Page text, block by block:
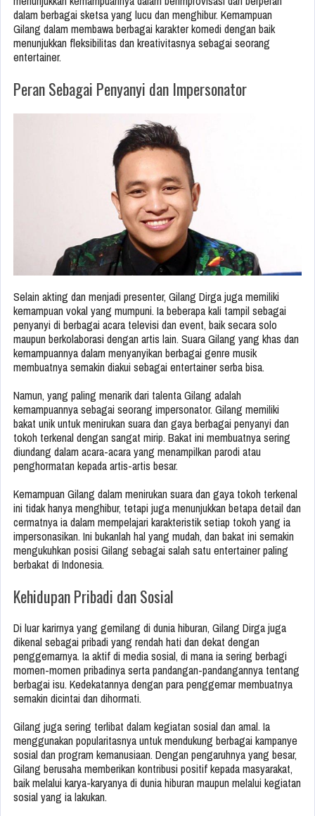
dalam berbagai sketsa yang lucu dan menghibur. Kemampuan
Gilang dalam membawa berbagai karakter komedi dengan baik
menunjukkan fleksibilitas dan kreativitasnya sebagai seorang
entertainer.
Peran Sebagai Penyanyi dan Impersonator
Selain akting dan menjadi presenter, Gilang Dirga juga memiliki
kemampuan vokal yang mumpuni. Ia beberapa kali tampil sebagai
penyanyi di berbagai acara televisi dan event, baik secara solo
maupun berkolaborasi dengan artis lain. Suara Gilang yang khas dan
kemampuannya dalam menyanyikan berbagai genre musik
membuatnya semakin diakui sebagai entertainer serba bisa.
Namun, yang paling menarik dari talenta Gilang adalah
kemampuannya sebagai seorang impersonator. Gilang memiliki
bakat unik untuk menirukan suara dan gaya berbagai penyanyi dan
tokoh terkenal dengan sangat mirip. Bakat ini membuatnya sering
diundang dalam acara-acara yang menampilkan parodi atau
penghormatan kepada artis-artis besar.
Kemampuan Gilang dalam menirukan suara dan gaya tokoh terkenal
ini tidak hanya menghibur, tetapi juga menunjukkan betapa detail dan
cermatnya ia dalam mempelajari karakteristik setiap tokoh yang ia
impersonasikan. Ini bukanlah hal yang mudah, dan bakat ini semakin
mengukuhkan posisi Gilang sebagai salah satu entertainer paling
berbakat di Indonesia.
Kehidupan Pribadi dan Sosial
Di luar karirnya yang gemilang di dunia hiburan, Gilang Dirga juga
dikenal sebagai pribadi yang rendah hati dan dekat dengan
penggemarnya. Ia aktif di media sosial, di mana ia sering berbagi
momen-momen pribadinya serta pandangan-pandangannya tentang
berbagai isu. Kedekatannya dengan para penggemar membuatnya
semakin dicintai dan dihormati.
Gilang juga sering terlibat dalam kegiatan sosial dan amal. Ia
menggunakan popularitasnya untuk mendukung berbagai kampanye
sosial dan program kemanusiaan. Dengan pengaruhnya yang besar,
Gilang berusaha memberikan kontribusi positif kepada masyarakat,
baik melalui karya-karyanya di dunia hiburan maupun melalui kegiatan
sosial yang ia lakukan.